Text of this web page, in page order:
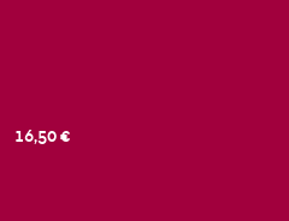
16,50 €